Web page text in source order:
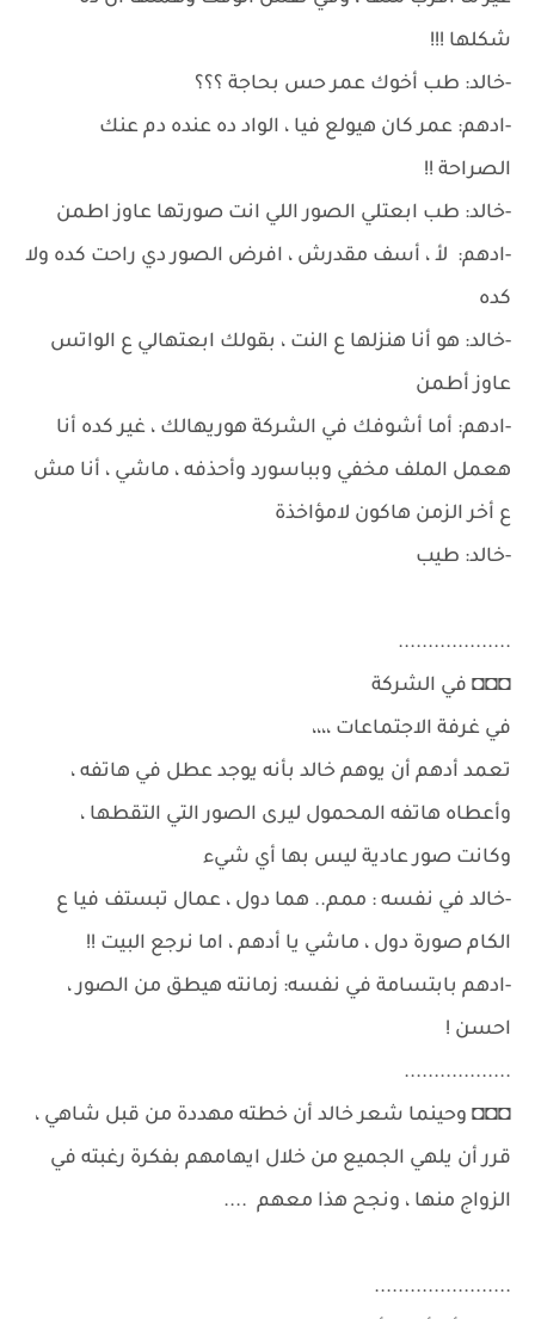
شكلها !!!
-خالد: طب أخوك عمر حس بحاجة ؟؟؟
-ادهم: عمر كان هيولع فيا ، الواد ده عنده دم عنك
الصراحة !!
-خالد: طب ابعتلي الصور اللي انت صورتها عاوز اطمن
-ادهم: لأ ، أسف مقدرش ، افرض الصور دي راحت كده ولا
كده
-خالد: هو أنا هنزلها ع النت ، بقولك ابعتهالي ع الواتس
عاوز أطمن
-ادهم: أما أشوفك في الشركة هوريهالك ، غير كده أنا
هعمل الملف مخفي وبباسورد وأحذفه ، ماشي ، أنا مش
ع أخر الزمن هاكون لامؤاخذة
-خالد: طيب
...................
◘◘◘ في الشركة
في غرفة الاجتماعات ،،،،
تعمد أدهم أن يوهم خالد بأنه يوجد عطل في هاتفه ،
وأعطاه هاتفه المحمول ليرى الصور التي التقطها ،
وكانت صور عادية ليس بها أي شيء
-خالد في نفسه : ممم.. هما دول ، عمال تبستف فيا ع
الكام صورة دول ، ماشي يا أدهم ، اما نرجع البيت !!
-ادهم بابتسامة في نفسه: زمانته هيطق من الصور ،
احسن !
..................
◘◘◘ وحينما شعر خالد أن خطته مهددة من قبل شاهي ،
قرر أن يلهي الجميع من خلال ايهامهم بفكرة رغبته في
الزواج منها ، ونجح هذا معهم ....
.......................